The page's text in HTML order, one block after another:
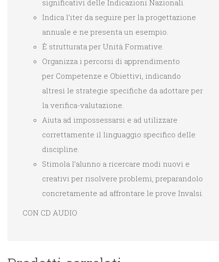
significativi delle Indicazioni Nazionali.
Indica l’iter da seguire per la progettazione
annuale e ne presenta un esempio.
È strutturata per Unità Formative.
Organizza i percorsi di apprendimento
per Competenze e Obiettivi, indicando
altresì le strategie specifiche da adottare per
la verifica-valutazione.
Aiuta ad impossessarsi e ad utilizzare
correttamente il linguaggio specifico delle
discipline.
Stimola l’alunno a ricercare modi nuovi e
creativi per risolvere problemi, preparandolo
concretamente ad affrontare le prove Invalsi.
CON CD AUDIO